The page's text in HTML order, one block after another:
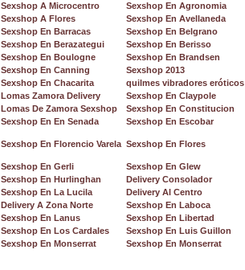
Sexshop A Microcentro Sexshop En Agronomia
Sexshop A Flores Sexshop En Avellaneda
Sexshop En Barracas Sexshop En Belgrano
Sexshop En Berazategui Sexshop En Berisso
Sexshop En Boulogne Sexshop En Brandsen
Sexshop En Canning Sexshop 2013
Sexshop En Chacarita quilmes vibradores eróticos
Lomas Zamora Delivery Sexshop En Claypole
Lomas De Zamora Sexshop Sexshop En Constitucion
Sexshop En En Senada Sexshop En Escobar
Sexshop En Florencio Varela Sexshop En Flores
Sexshop En Gerli Sexshop En Glew
Sexshop En Hurlinghan Delivery Consolador
Sexshop En La Lucila Delivery Al Centro
Delivery A Zona Norte Sexshop En Laboca
Sexshop En Lanus Sexshop En Libertad
Sexshop En Los Cardales Sexshop En Luis Guillon
Sexshop En Monserrat Sexshop En Monserrat